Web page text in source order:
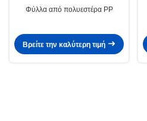
Φύλλα από πολυεστέρα PP
Βρείτε την καλύτερη τιμή